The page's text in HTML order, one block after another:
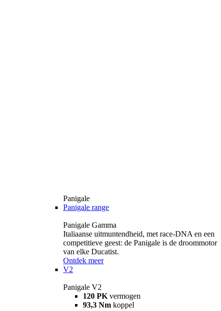
Panigale
Panigale range
Panigale Gamma
Italiaanse uitmuntendheid, met race-DNA en een
competitieve geest: de Panigale is de droommotor
van elke Ducatist.
Ontdek meer
V2
Panigale V2
120 PK vermogen
93,3 Nm koppel